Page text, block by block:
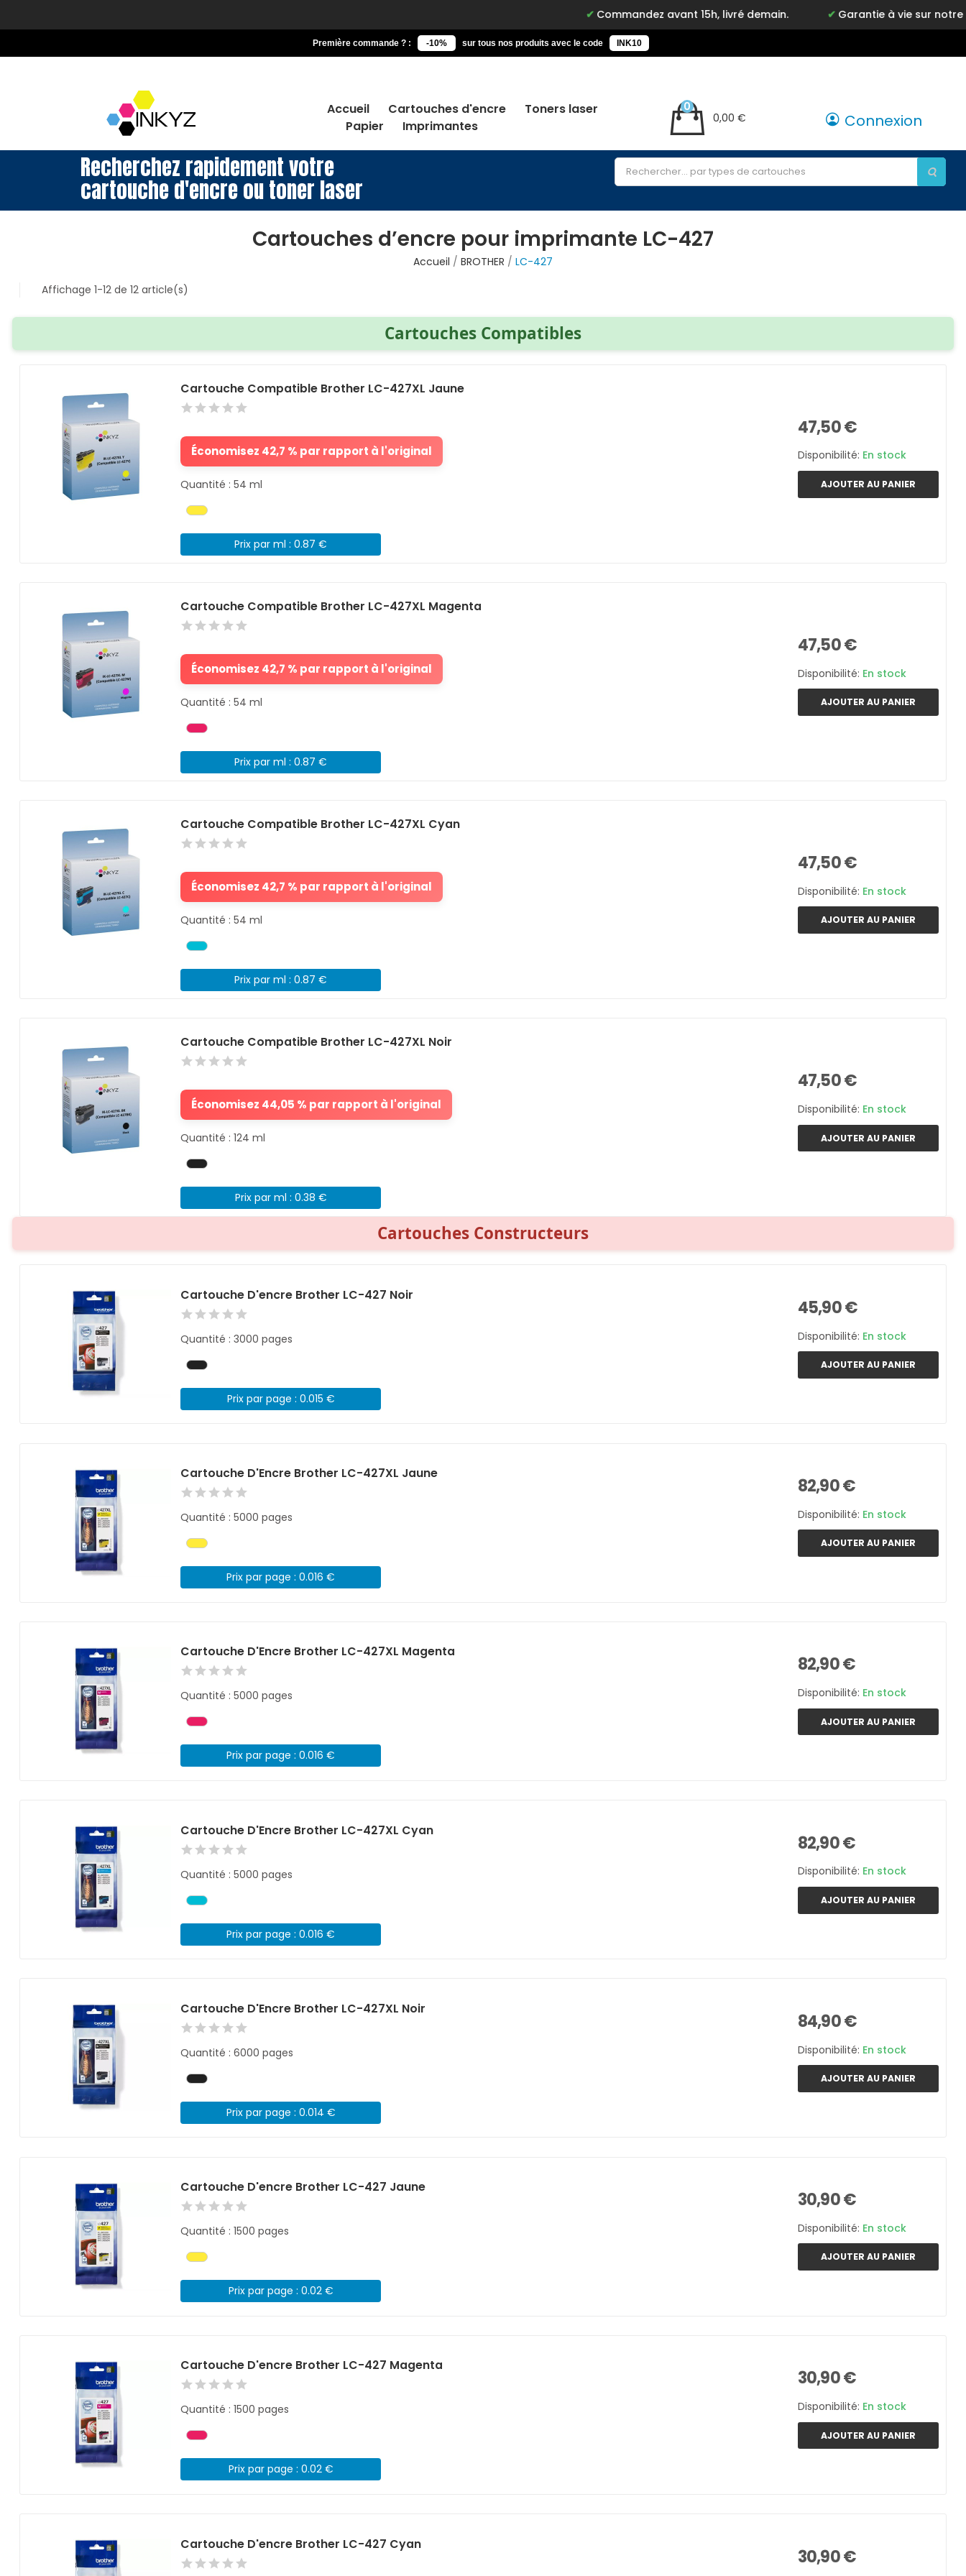
Commandez avant 15h, livré demain. Garantie à vie sur notre marque
Première commande ? : -10% sur tous nos produits avec le code INK10
Accueil Cartouches d'encre
Toners laser
Papier
Imprimantes
0,00 €
0
Connexion
Recherchez rapidement votre
cartouche d'encre ou toner laser
Cartouches d’encre pour imprimante LC-427
Accueil BROTHER
LC-427
Affichage 1-12 de 12 article(s)
Cartouches Compatibles
Cartouche Compatible Brother LC-427XL Jaune
Économisez 42,7 % par rapport à l'original
Quantité : 54 ml
Prix par ml : 0.87 €
47,50 €
Disponibilité: En stock
AJOUTER AU PANIER
Cartouche Compatible Brother LC-427XL Magenta
Économisez 42,7 % par rapport à l'original
Quantité : 54 ml
Prix par ml : 0.87 €
47,50 €
Disponibilité: En stock
AJOUTER AU PANIER
Cartouche Compatible Brother LC-427XL Cyan
Économisez 42,7 % par rapport à l'original
Quantité : 54 ml
Prix par ml : 0.87 €
47,50 €
Disponibilité: En stock
AJOUTER AU PANIER
Cartouche Compatible Brother LC-427XL Noir
Économisez 44,05 % par rapport à l'original
Quantité : 124 ml
Prix par ml : 0.38 €
47,50 €
Disponibilité: En stock
AJOUTER AU PANIER
Cartouches Constructeurs
Cartouche D'encre Brother LC-427 Noir
Quantité : 3000 pages
Prix par page : 0.015 €
45,90 €
Disponibilité: En stock
AJOUTER AU PANIER
Cartouche D'Encre Brother LC-427XL Jaune
Quantité : 5000 pages
Prix par page : 0.016 €
82,90 €
Disponibilité: En stock
AJOUTER AU PANIER
Cartouche D'Encre Brother LC-427XL Magenta
Quantité : 5000 pages
Prix par page : 0.016 €
82,90 €
Disponibilité: En stock
AJOUTER AU PANIER
Cartouche D'Encre Brother LC-427XL Cyan
Quantité : 5000 pages
Prix par page : 0.016 €
82,90 €
Disponibilité: En stock
AJOUTER AU PANIER
Cartouche D'Encre Brother LC-427XL Noir
Quantité : 6000 pages
Prix par page : 0.014 €
84,90 €
Disponibilité: En stock
AJOUTER AU PANIER
Cartouche D'encre Brother LC-427 Jaune
Quantité : 1500 pages
Prix par page : 0.02 €
30,90 €
Disponibilité: En stock
AJOUTER AU PANIER
Cartouche D'encre Brother LC-427 Magenta
Quantité : 1500 pages
Prix par page : 0.02 €
30,90 €
Disponibilité: En stock
AJOUTER AU PANIER
Cartouche D'encre Brother LC-427 Cyan
30,90 €